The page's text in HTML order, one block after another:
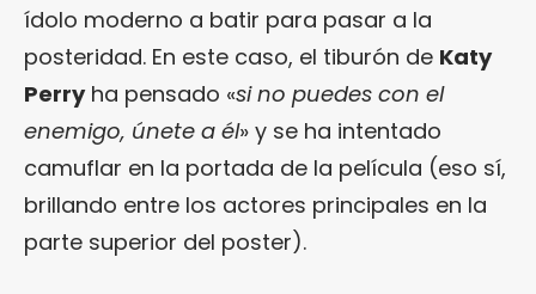
ídolo moderno a batir para pasar a la
posteridad. En este caso, el tiburón de Katy
Perryha pensado «si no puedes con el
enemigo, únete a él» y se ha intentado
camuflar en la portada de la película (eso sí,
brillando entre los actores principales en la
parte superior del poster).